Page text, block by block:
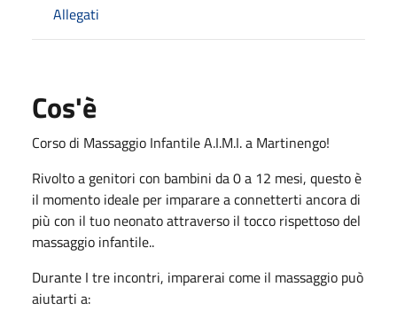
Allegati
Cos'è
Corso di Massaggio Infantile A.I.M.I. a Martinengo!
Rivolto a genitori con bambini da 0 a 12 mesi, questo è
il momento ideale per imparare a connetterti ancora di
più con il tuo neonato attraverso il tocco rispettoso del
massaggio infantile..
Durante I tre incontri, imparerai come il massaggio può
aiutarti a: